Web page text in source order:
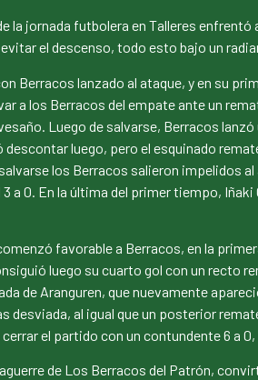
la jornada futbolera en Talleres
el descenso, todo esto bajo un
Berracos lanzado al ataque, y en su
a los Berracos del empate ante un
Luego de salvarse, Berracos
luego, pero el esquinado
los Berracos salieron impelidos
a 0. En la última del primer tiempo,
favorable a Berracos, en la
luego su cuarto gol con un recto
de Aranguren, que nuevamente
desviada, al igual que un posterior
el partido con un contundente 6 a
de Los Berracos del Patrón,